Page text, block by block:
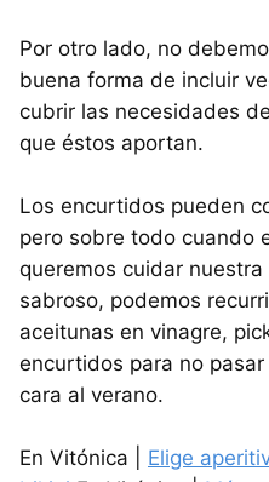
Por otro lado, no
buena forma de incluir
cubrir las necesidades
que éstos aportan.
Los encurtidos pueden
pero sobre todo cuando
queremos cuidar
sabroso, podemos
aceitunas en vinagre,
encurtidos para no
cara al verano.
En Vitónica | Elige